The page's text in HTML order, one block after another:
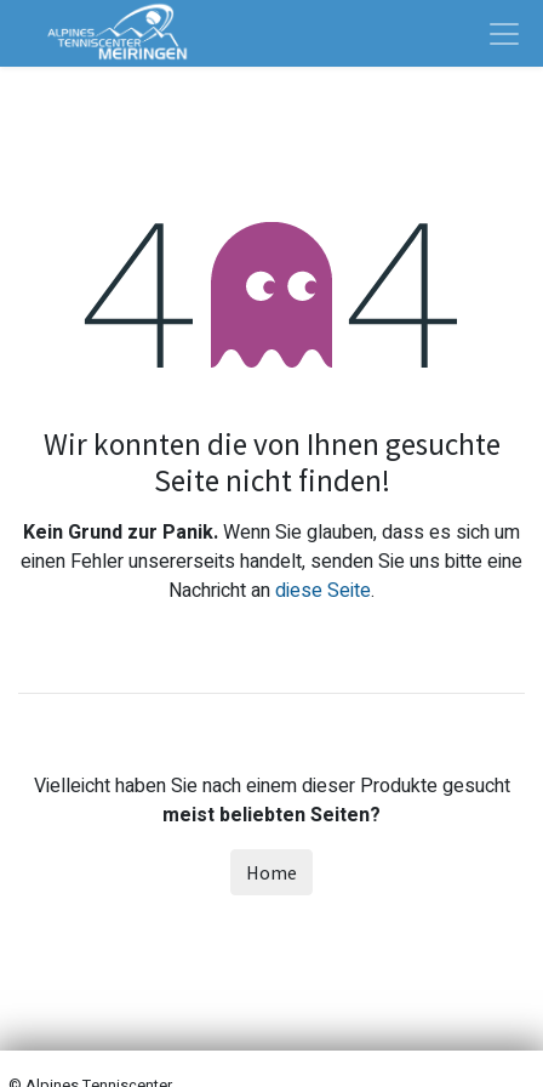
Fehler 404
Wir konnten die von Ihnen gesuchte
Seite nicht finden!
Kein Grund zur Panik.Wenn Sie glauben, dass es sich um
einen Fehler unsererseits handelt, senden Sie uns bitte eine
Nachricht andiese Seite.
Vielleicht haben Sie nach einem dieser Produkte gesucht
meist beliebten Seiten?
Home